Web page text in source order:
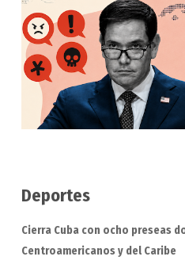
Deportes
Cierra Cuba con ocho preseas
Centroamericanos y del Caribe